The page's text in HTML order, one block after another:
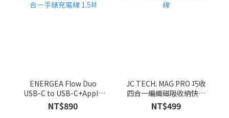
ENERGEA Flow Duo
USB-C to USB-C+Apple
Watch 二合一手錶充電線
1.5M
NT$890
JC TECH. MAG PRO 巧收
四合一編織磁吸收納快充
充電線
NT$499